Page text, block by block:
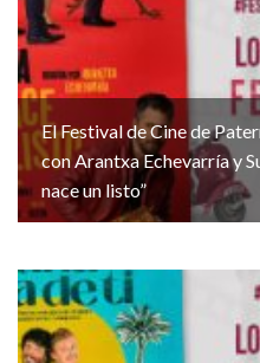
El Festival de Cine de
con Arantxa Echevarría y
nace un listo”